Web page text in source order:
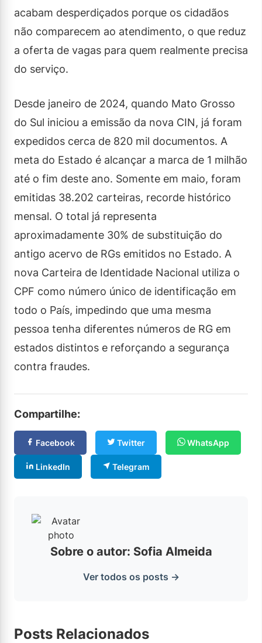
acabam desperdiçados porque os cidadãos
não comparecem ao atendimento, o que reduz
a oferta de vagas para quem realmente precisa
do serviço.
Desde janeiro de 2024, quando Mato Grosso
do Sul iniciou a emissão da nova CIN, já foram
expedidos cerca de 820 mil documentos. A
meta do Estado é alcançar a marca de 1 milhão
até o fim deste ano. Somente em maio, foram
emitidas 38.202 carteiras, recorde histórico
mensal. O total já representa
aproximadamente 30% de substituição do
antigo acervo de RGs emitidos no Estado. A
nova Carteira de Identidade Nacional utiliza o
CPF como número único de identificação em
todo o País, impedindo que uma mesma
pessoa tenha diferentes números de RG em
estados distintos e reforçando a segurança
contra fraudes.
Compartilhe:
Facebook Twitter WhatsApp
LinkedIn Telegram
Sobre o autor: Sofia Almeida
Ver todos os posts →
Posts Relacionados